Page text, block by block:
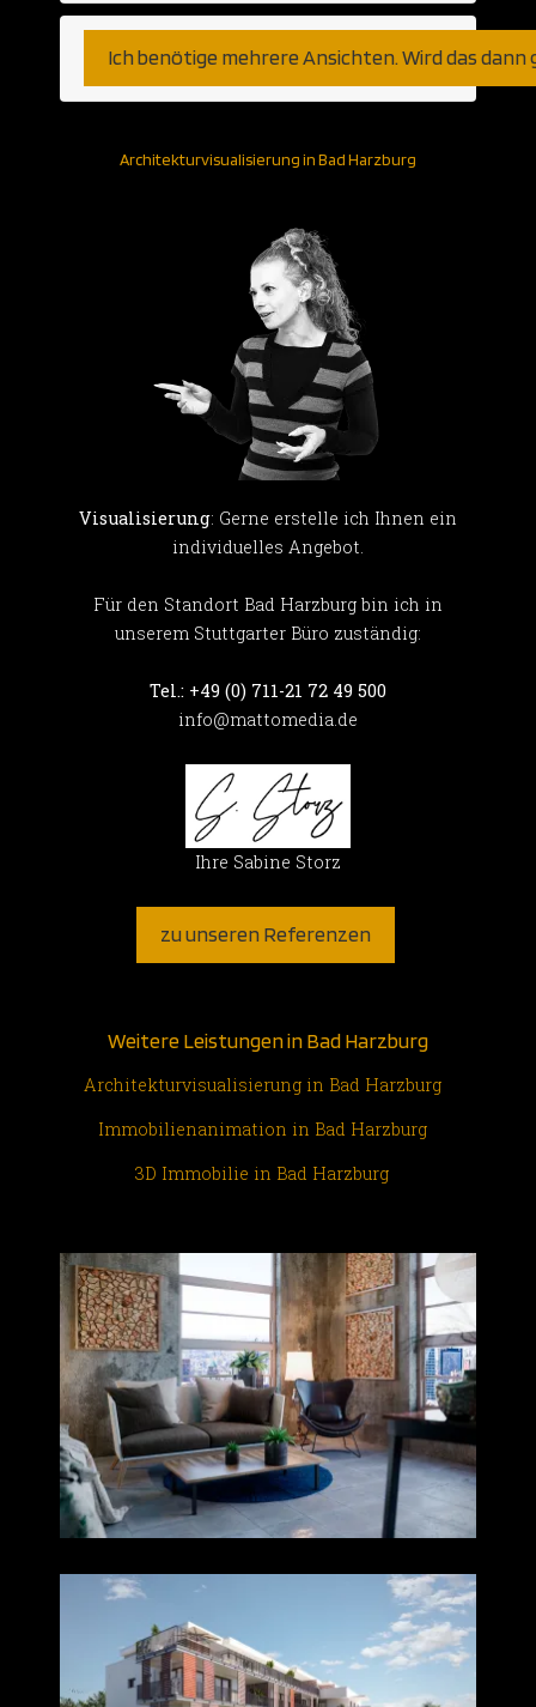
Ich benötige mehrere Ansichten. Wird das dann
Architekturvisualisierung in Bad Harzburg
Visualisierung: Gerne erstelle ich Ihnen ein
individuelles Angebot.
Für den Standort Bad Harzburg bin ich in
unserem Stuttgarter Büro zuständig:
Tel.: +49 (0) 711-21 72 49 500
info@mattomedia.de
Ihre Sabine Storz
zu unseren Referenzen
Weitere Leistungen in Bad Harzburg
Architekturvisualisierung in Bad Harzburg
Immobilienanimation in Bad Harzburg
3D Immobilie in Bad Harzburg